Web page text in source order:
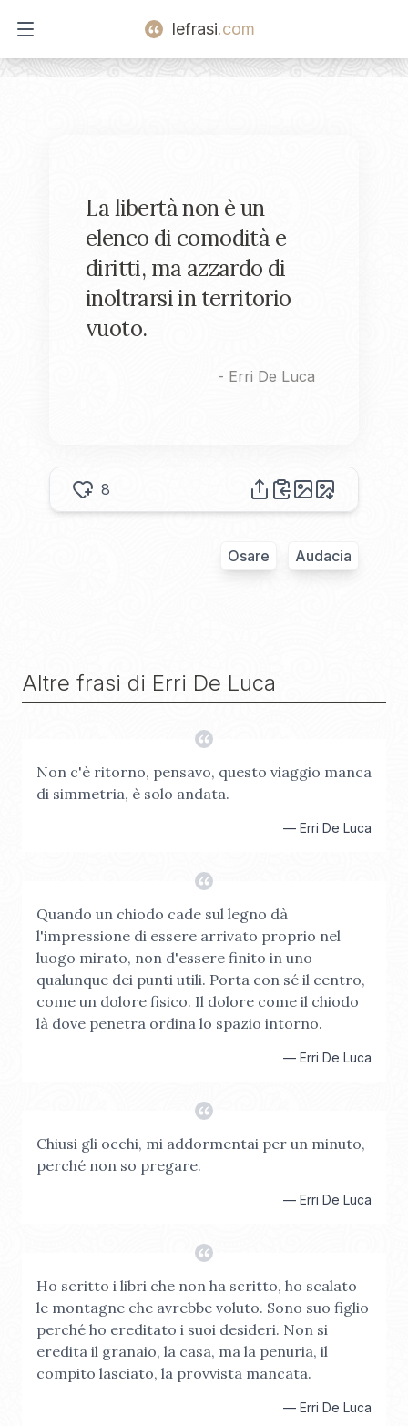
Open main menu
lefrasi.com
La libertà non è un
elenco di comodità e
diritti, ma azzardo di
inoltrarsi in territorio
vuoto.
- Erri De Luca
8
Osare Audacia
Altre frasi di Erri De Luca
Non c'è ritorno, pensavo, questo viaggio manca
di simmetria, è solo andata.
— Erri De Luca
Quando un chiodo cade sul legno dà
l'impressione di essere arrivato proprio nel
luogo mirato, non d'essere finito in uno
qualunque dei punti utili. Porta con sé il centro,
come un dolore fisico. Il dolore come il chiodo
là dove penetra ordina lo spazio intorno.
— Erri De Luca
Chiusi gli occhi, mi addormentai per un minuto,
perché non so pregare.
— Erri De Luca
Ho scritto i libri che non ha scritto, ho scalato
le montagne che avrebbe voluto. Sono suo figlio
perché ho ereditato i suoi desideri. Non si
eredita il granaio, la casa, ma la penuria, il
compito lasciato, la provvista mancata.
— Erri De Luca